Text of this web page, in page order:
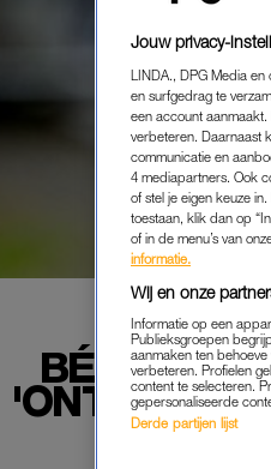
Jouw privacy-
LINDA., DPG Media en
en surfgedrag te
een account
verbeteren. Daarnaast
communicatie en
4 mediapartners. Ook
of stel je eigen keuze
toestaan, klik dan op
of in de menu’s van
informatie.
Wij en onze
Informatie op een
Publieksgroepen
aanmaken ten
verbeteren. Profielen
content te selecteren.
gepersonaliseerde
Derde partijen lijst